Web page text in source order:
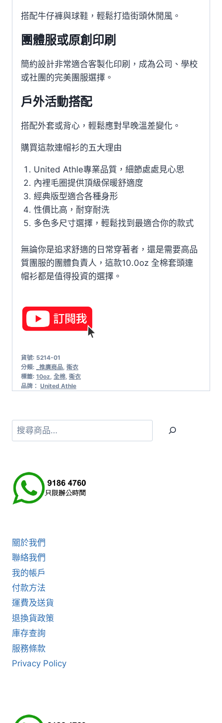
搭配牛仔褲與球鞋，輕鬆打造街頭休閒風。
團體服或原創印刷
簡約設計非常適合客製化印刷，成為公司、學校
或社團的完美團服選擇。
戶外活動搭配
搭配外套或背心，輕鬆應對早晚溫差變化。
購買這款連帽衫的五大理由
United Athle專業品質，細節處處見心思
內裡毛圈提供頂級保暖舒適度
經典版型適合各種身形
性價比高，耐穿耐洗
多色多尺寸選擇，輕鬆找到最適合你的款式
無論你是追求舒適的日常穿著者，還是需要高品
質團服的團體負責人，這款10.0oz 全棉套頭連
帽衫都是值得投資的選擇。
貨號: 5214-01
分類:
_推廣商品, 衛衣
標籤: 10oz, 全棉, 衛衣
品牌： United Athle
搜
尋
關於我們
聯絡我們
我的帳戶
付款方法
運費及送貨
退換貨政策
庫存查詢
服務條款
Privacy Policy